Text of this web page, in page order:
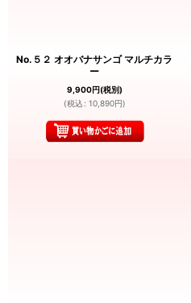
No.５２ オオバナサンゴ マルチカラ
ー
9,900円(税別)
(税込 : 10,890円)